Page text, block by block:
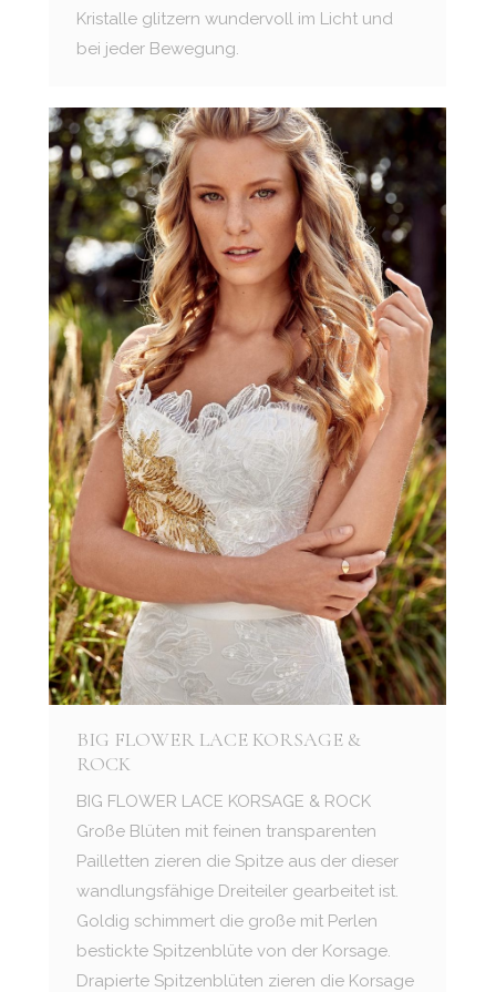
Kristalle glitzern wundervoll im Licht und
bei jeder Bewegung.
BIG FLOWER LACE KORSAGE &
ROCK
BIG FLOWER LACE KORSAGE & ROCK
Große Blüten mit feinen transparenten
Pailletten zieren die Spitze aus der dieser
wandlungsfähige Dreiteiler gearbeitet ist.
Goldig schimmert die große mit Perlen
bestickte Spitzenblüte von der Korsage.
Drapierte Spitzenblüten zieren die Korsage